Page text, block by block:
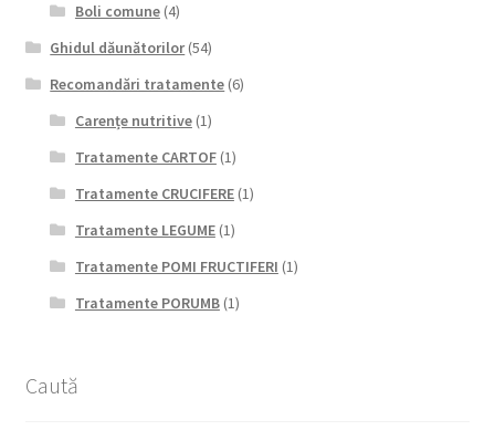
Boli comune(4)
Ghidul dăunătorilor(54)
Recomandări tratamente (6)
Carențe nutritive(1)
Tratamente CARTOF(1)
Tratamente CRUCIFERE(1)
Tratamente LEGUME(1)
Tratamente POMI FRUCTIFERI (1)
Tratamente PORUMB(1)
Caută